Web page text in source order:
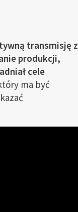
transmisję z
produkcji,
cele
ma być